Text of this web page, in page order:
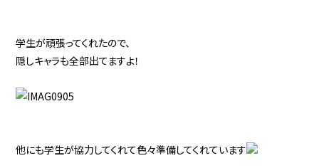
学生が頑張ってくれたので、
隠しキャラも全部出てますよ！
他にも学生が協力してくれて色々準備してくれています